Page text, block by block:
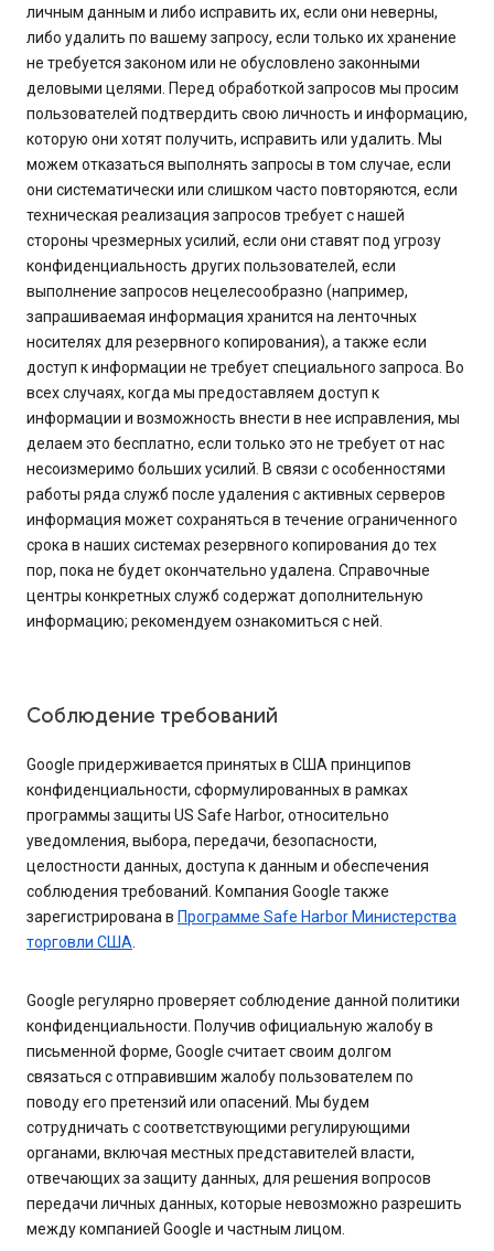
личным данным и либо исправить их, если они неверны,
либо удалить по вашему запросу, если только их хранение
не требуется законом или не обусловлено законными
деловыми целями. Перед обработкой запросов мы просим
пользователей подтвердить свою личность и информацию,
которую они хотят получить, исправить или удалить. Мы
можем отказаться выполнять запросы в том случае, если
они систематически или слишком часто повторяются, если
техническая реализация запросов требует с нашей
стороны чрезмерных усилий, если они ставят под угрозу
конфиденциальность других пользователей, если
выполнение запросов нецелесообразно (например,
запрашиваемая информация хранится на ленточных
носителях для резервного копирования), а также если
доступ к информации не требует специального запроса. Во
всех случаях, когда мы предоставляем доступ к
информации и возможность внести в нее исправления, мы
делаем это бесплатно, если только это не требует от нас
несоизмеримо больших усилий. В связи с особенностями
работы ряда служб после удаления с активных серверов
информация может сохраняться в течение ограниченного
срока в наших системах резервного копирования до тех
пор, пока не будет окончательно удалена. Справочные
центры конкретных служб содержат дополнительную
информацию; рекомендуем ознакомиться с ней.
Соблюдение требований
Google придерживается принятых в США принципов
конфиденциальности, сформулированных в рамках
программы защиты US Safe Harbor, относительно
уведомления, выбора, передачи, безопасности,
целостности данных, доступа к данным и обеспечения
соблюдения требований. Компания Google также
зарегистрирована в Программе Safe Harbor Министерства
торговли США
Google регулярно проверяет соблюдение данной политики
конфиденциальности. Получив официальную жалобу в
письменной форме, Google считает своим долгом
связаться с отправившим жалобу пользователем по
поводу его претензий или опасений. Мы будем
сотрудничать с соответствующими регулирующими
органами, включая местных представителей власти,
отвечающих за защиту данных, для решения вопросов
передачи личных данных, которые невозможно разрешить
между компанией Google и частным лицом.